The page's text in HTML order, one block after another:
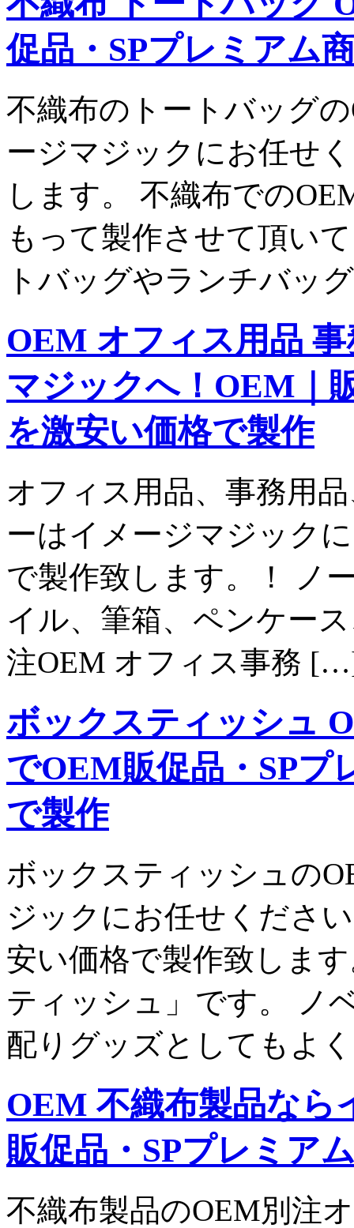
促品・SPプレミアム
不織布のトートバッグ
ージマジックにお任せ
します。 不織布での
もって製作させて頂い
トバッグやランチバッ
OEM オフィス用品
マジックへ！OEM｜
を激安い価格で製作
オフィス用品、事務用
ーはイメージマジック
で製作致します。！ ノ
イル、筆箱、ペンケー
注OEM オフィス事務
ボックスティッシュ
でOEM販促品・SPプ
で製作
ボックスティッシュの
ジックにお任せくださ
安い価格で製作致しま
ティッシュ」です。 ノ
配りグッズとしてもよ
OEM 不織布製品なら
販促品・SPプレミア
不織布製品のOEM別注